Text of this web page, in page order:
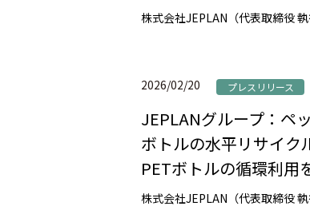
2026/02/20 プレスリリース
JEPLANグループ：ペ
ボトルの水平リサイク
PETボトルの循環利用